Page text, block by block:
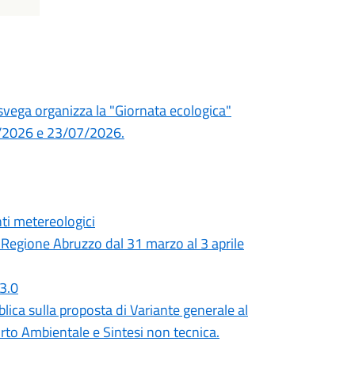
organizza la "Giornata ecologica"
e 23/07/2026.
metereologici
Abruzzo dal 31 marzo al 3 aprile
sulla proposta di Variante generale al
Ambientale e Sintesi non tecnica.